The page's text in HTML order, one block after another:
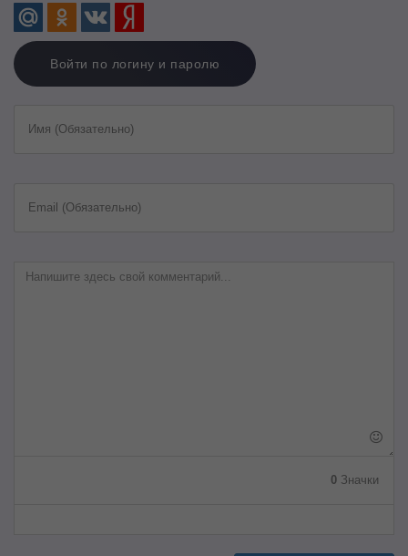
Войти по логину и паролю
Имя (Обязательно)
Email (Обязательно)
0 Значки